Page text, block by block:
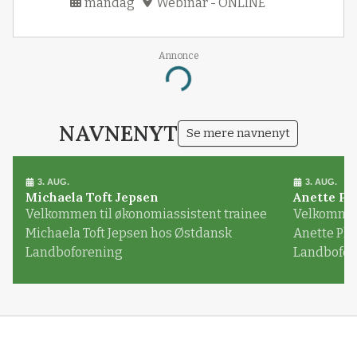
Annonce
Loading...
NAVNENYT Se mere navnenyt
3. AUG.
Michaela Toft Jepsen
Velkommen til økonomiassistent trainee
Michaela Toft Jepsen hos Østdansk
Landboforening
3. AUG.
Anette
Anette